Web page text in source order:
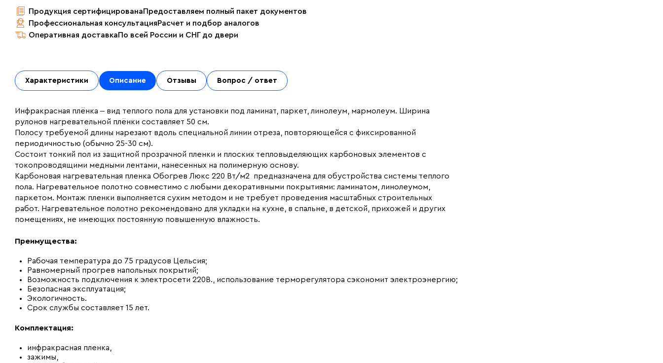
Продукция сертифицированаПредоставляем полный пакет документов
Профессиональная консультацияРасчет и подбор аналогов
Оперативная доставкаПо всей России и СНГ до двери
Характеристики Описание Отзывы Вопрос / ответ
Инфракрасная плёнка ‒ вид теплого пола для установки под ламинат, паркет, линолеум, мармолеум. Ширина
рулонов нагревательной плёнки составляет 50 см.
Полосу требуемой длины нарезают вдоль специальной линии отреза, повторяющейся с фиксированной
периодичностью (обычно 25-30 см).
Состоит тонкий пол из защитной прозрачной пленки и плоских тепловыделяющих карбоновых элементов с
токопроводящими медными лентами, нанесенных на полимерную основу.
Карбоновая нагревательная пленка Обогрев Люкс 220 Вт/м2 предназначена для обустройства системы теплого
пола. Нагревательное полотно совместимо с любыми декоративными покрытиями: ламинатом, линолеумом,
паркетом. Монтаж пленки выполняется сухим методом и не требует проведения масштабных строительных
работ. Нагревательное полотно рекомендовано для укладки на кухне, в спальне, в детской, прихожей и других
помещениях, не имеющих постоянную повышенную влажность.
Преимущества:
Рабочая температура до 75 градусов Цельсия;
Равномерный прогрев напольных покрытий;
Возможность подключения к электросети 220В., использование терморегулятора сэкономит электроэнергию;
Безопасная эксплуатация;
Экологичность.
Срок службы составляет 15 лет.
Комплектация:
инфракрасная пленка,
зажимы,